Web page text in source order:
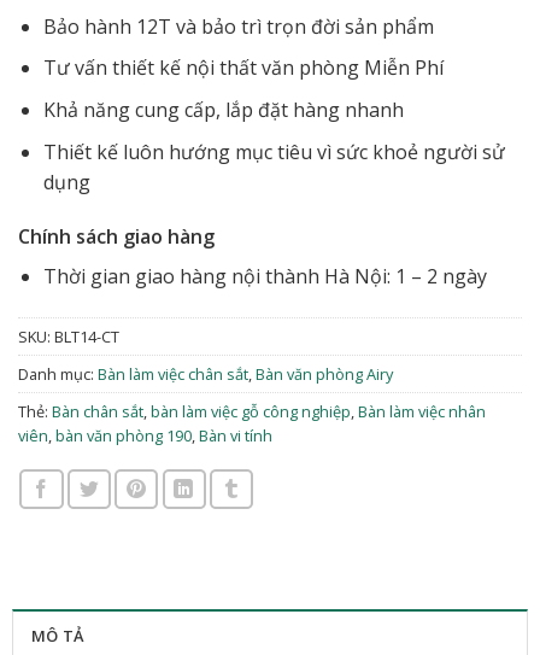
Bảo hành 12T và bảo trì trọn đời sản phẩm
Tư vấn thiết kế nội thất văn phòng Miễn Phí
Khả năng cung cấp, lắp đặt hàng nhanh
Thiết kế luôn hướng mục tiêu vì sức khoẻ người sử
dụng
Chính sách giao hàng
Thời gian giao hàng nội thành Hà Nội: 1 – 2 ngày
SKU: BLT14-CT
Danh mục: Bàn làm việc chân sắt,Bàn văn phòng Airy
Thẻ: Bàn chân sắt,bàn làm việc gỗ công nghiệp,Bàn làm việc nhân
viên,bàn văn phòng 190,Bàn vi tính
MÔ TẢ